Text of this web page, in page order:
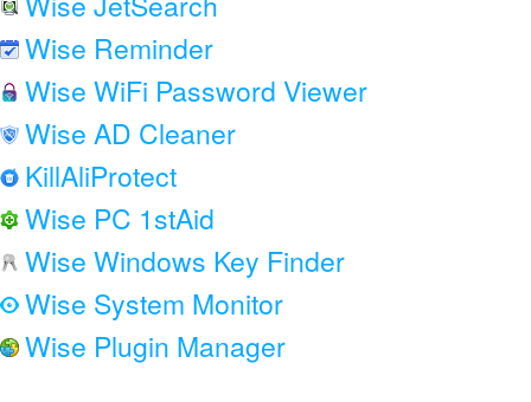
Wise Reminder
Wise WiFi Password Viewer
Wise AD Cleaner
KillAliProtect
Wise PC 1stAid
Wise Windows Key Finder
Wise System Monitor
Wise Plugin Manager